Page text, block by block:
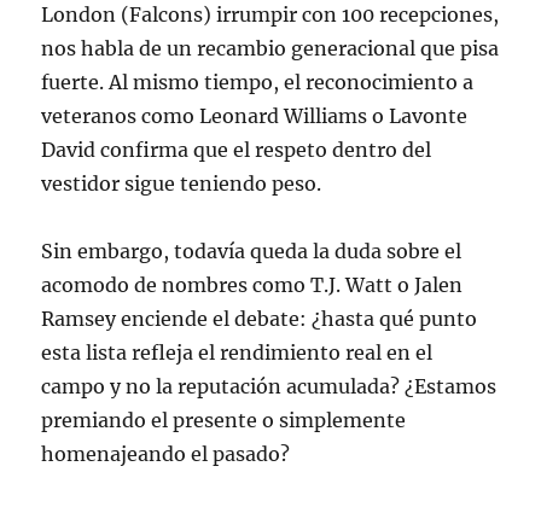
London (Falcons) irrumpir con 100 recepciones,
nos habla de un recambio generacional que pisa
fuerte. Al mismo tiempo, el reconocimiento a
veteranos como Leonard Williams o Lavonte
David confirma que el respeto dentro del
vestidor sigue teniendo peso.
Sin embargo, todavía queda la duda sobre el
acomodo de nombres como T.J. Watt o Jalen
Ramsey enciende el debate: ¿hasta qué punto
esta lista refleja el rendimiento real en el
campo y no la reputación acumulada? ¿Estamos
premiando el presente o simplemente
homenajeando el pasado?